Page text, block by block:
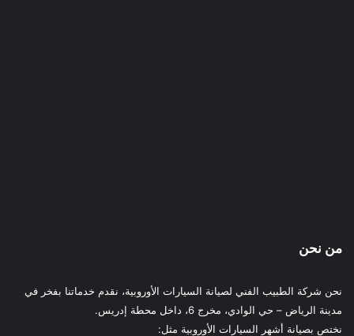
من نحن
نحن شركة الطبيب الفني لصيانة السيارات الأوروبية، نقدم خدماتنا بفخر في
مدينة الرياض – حي الوادي، مخرج 6، داخل محطة إدريس.
نختص بصيانة أشهر السيارات الأوروبية مثل: